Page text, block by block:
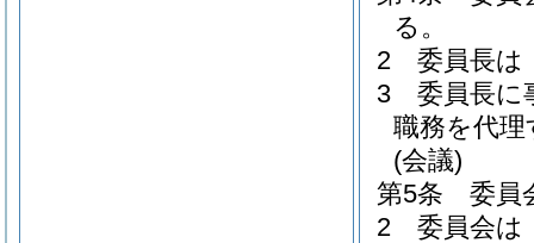
る。
2
委員長は
3
委員長に
職務を代理
(会議)
第5条
委員
2
委員会は